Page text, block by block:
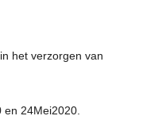
het verzorgen van
24Mei2020.